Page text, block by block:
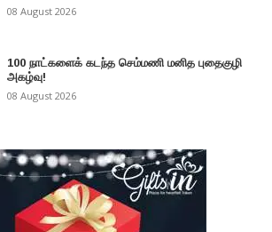
08 August 2026
100 நாட்களைக் கடந்த செம்மணி மனித புதைகுழி
அகழ்வு!
08 August 2026